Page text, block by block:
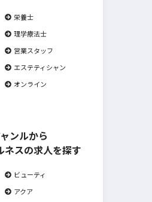
栄養士
理学療法士
営業スタッフ
エステティシャン
オンライン
ンルから
ネスの求人を探す
ビューティ
アクア